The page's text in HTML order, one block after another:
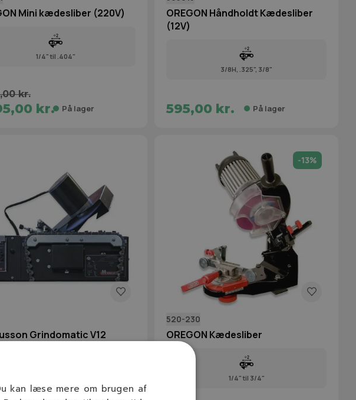
Mini kædesliber (220V)
1/4" til .404"
kr.
kr. På lager
OREGON Håndholdt Kædesliber
(12V)
3/8H, .325", 3/8"
595,00 kr. På lager
Grindomatic V12
-13%
520-230
OREGON Kædesliber
1/4" til 3/4"
kan læse mere om brugen af